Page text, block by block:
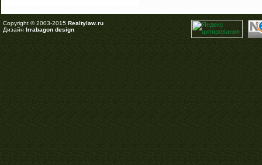
Copyright © 2003-2015 Realtylaw.ru
Дизайн Irrabagon design